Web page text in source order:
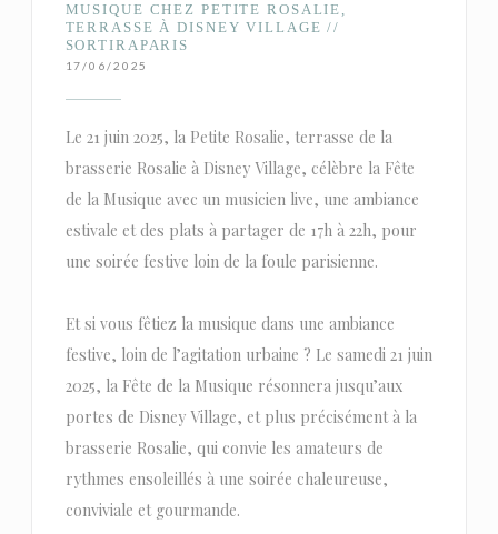
MUSIQUE CHEZ PETITE ROSALIE,
TERRASSE À DISNEY VILLAGE //
SORTIRAPARIS
17/06/2025
Le 21 juin 2025, la Petite Rosalie, terrasse de la
brasserie Rosalie à Disney Village, célèbre la Fête
de la Musique avec un musicien live, une ambiance
estivale et des plats à partager de 17h à 22h, pour
une soirée festive loin de la foule parisienne.
Et si vous fêtiez la musique dans une ambiance
festive, loin de l’agitation urbaine ? Le samedi 21 juin
2025, la Fête de la Musique résonnera jusqu’aux
portes de Disney Village, et plus précisément à la
brasserie Rosalie, qui convie les amateurs de
rythmes ensoleillés à une soirée chaleureuse,
conviviale et gourmande.